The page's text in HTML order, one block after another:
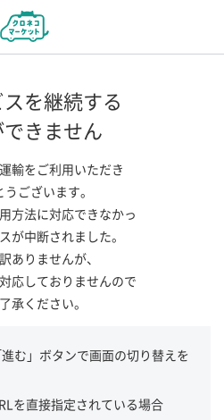
を継続する
きません
輸をご利用いただき
ございます。
方法に対応できなかっ
が中断されました。
ありませんが、
応しておりませんので
承ください。
む」ボタンで画面の切り替えを
を直接指定されている場合